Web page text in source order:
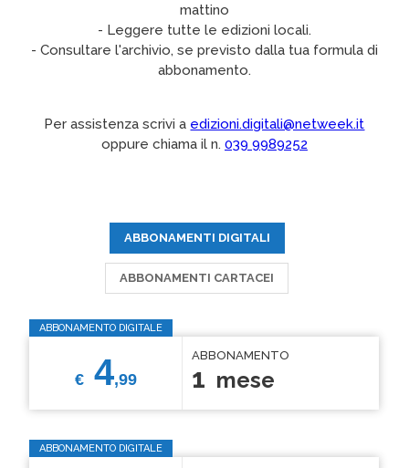
mattino
- Leggere tutte le edizioni locali.
- Consultare l'archivio, se previsto dalla tua formula di
abbonamento.
Per assistenza scrivi a edizioni.digitali@netweek.it
oppure chiama il n. 039 9989252
ABBONAMENTI DIGITALI
ABBONAMENTI CARTACEI
€ 4,99
ABBONAMENTO
1 mese
ABBONAMENTO DIGITALE
ABBONAMENTO DIGITALE